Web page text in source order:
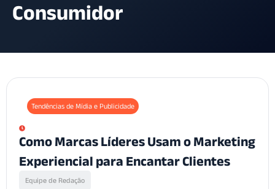
Consumidor
Tendências de Mídia e Publicidade
Como Marcas Líderes Usam o Marketing
Experiencial para Encantar Clientes
Equipe de Redação